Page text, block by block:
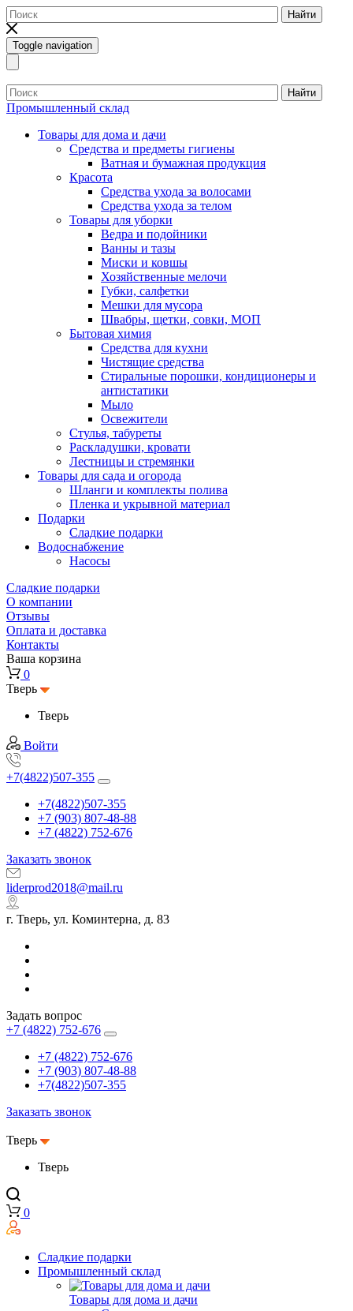
Найти
Toggle navigation
Найти
Промышленный склад
Товары для дома и дачи
Средства и предметы гигиены
Ватная и бумажная продукция
Красота
Средства ухода за волосами
Средства ухода за телом
Товары для уборки
Ведра и подойники
Ванны и тазы
Миски и ковшы
Хозяйственные мелочи
Губки, салфетки
Мешки для мусора
Швабры, щетки, совки, МОП
Бытовая химия
Средства для кухни
Чистящие средства
Стиральные порошки, кондиционеры и
антистатики
Мыло
Освежители
Стулья, табуреты
Раскладушки, кровати
Лестницы и стремянки
Товары для сада и огорода
Шланги и комплекты полива
Пленка и укрывной материал
Подарки
Cладкие подарки
Водоснабжение
Насосы
Сладкие подарки
О компании
Отзывы
Оплата и доставка
Контакты
Ваша корзина
0
Тверь
Тверь
Войти
+7(4822)507-355
+7(4822)507-355
+7 (903) 807-48-88
+7 (4822) 752-676
Заказать звонок
liderprod2018@mail.ru
г. Тверь, ул. Коминтерна, д. 83
Задать вопрос
+7 (4822) 752-676
+7 (4822) 752-676
+7 (903) 807-48-88
+7(4822)507-355
Заказать звонок
Тверь
Тверь
0
Сладкие подарки
Промышленный склад
Товары для дома и дачи